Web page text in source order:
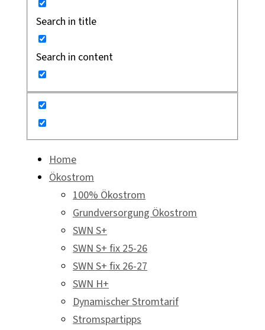
Search in title
Search in content
Home
Ökostrom
100% Ökostrom
Grundversorgung Ökostrom
SWN S+
SWN S+ fix 25-26
SWN S+ fix 26-27
SWN H+
Dynamischer Stromtarif
Stromspartipps